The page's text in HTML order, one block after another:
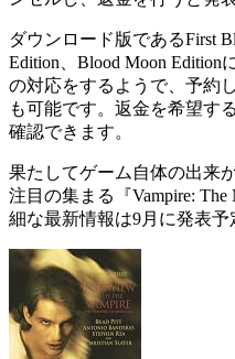
ダウンロード版であるFirst
Edition、Blood Moon
の対応をするようで、予約
も可能です。返金を希望す
確認できます。
果たしてゲーム自体の出来
注目の集まる『Vampire: The
細な最新情報は9月に発表予